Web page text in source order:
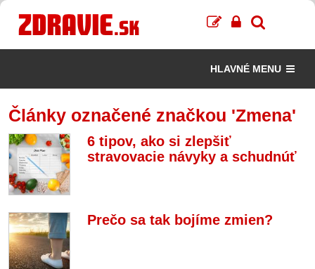
HLAVNÉ MENU
Články označené značkou 'Zmena'
6 tipov, ako si zlepšiť
stravovacie návyky a schudnúť
Prečo sa tak bojíme zmien?